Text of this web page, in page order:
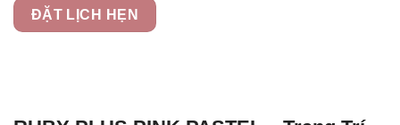
ĐẶT LỊCH HẸN